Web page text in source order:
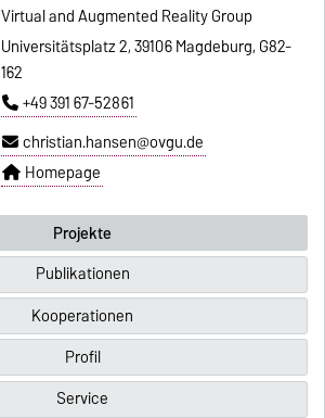
Virtual and Augmented Reality Group
Universitätsplatz 2, 39106 Magdeburg, G82-
162
+49 391 67-52861
christian.hansen@ovgu.de
Homepage
Projekte
Publikationen
Kooperationen
Profil
Service